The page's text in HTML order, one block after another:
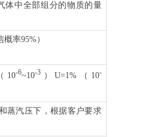
体中全部组分的物质的量
概率95%）
10-6~10-3）U=1%（10-
蒸汽压下，根据客户要求